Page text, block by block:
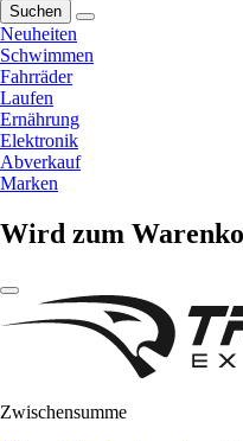
Suchen
Neuheiten
Schwimmen
Fahrräder
Laufen
Ernährung
Elektronik
Abverkauf
Marken
Wird zum
Zwischensumme